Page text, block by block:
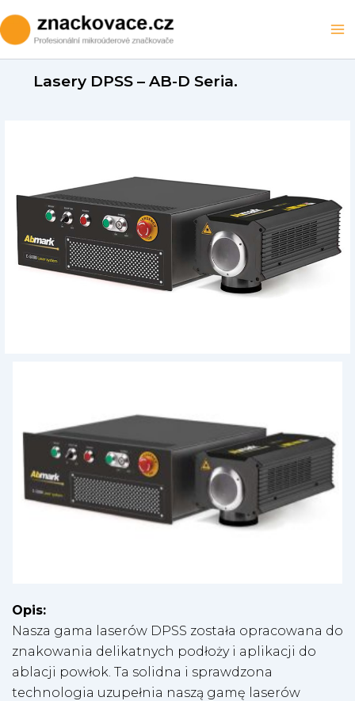
to
content
Lasery DPSS – AB-D Seria.
Opis:
Nasza gama laserów DPSS została opracowana do
znakowania delikatnych podłoży i aplikacji do
ablacji powłok. Ta solidna i sprawdzona
technologia uzupełnia naszą gamę laserów